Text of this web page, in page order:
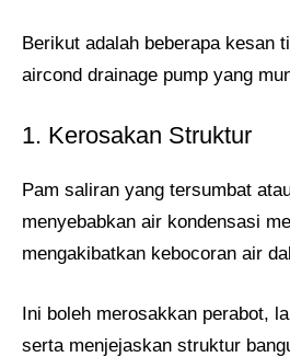
Berikut adalah beberapa kesan
aircond drainage pump yang
1. Kerosakan Struktur
Pam saliran yang tersumbat
menyebabkan air kondensasi
mengakibatkan kebocoran air
Ini boleh merosakkan perabot,
serta menjejaskan struktur